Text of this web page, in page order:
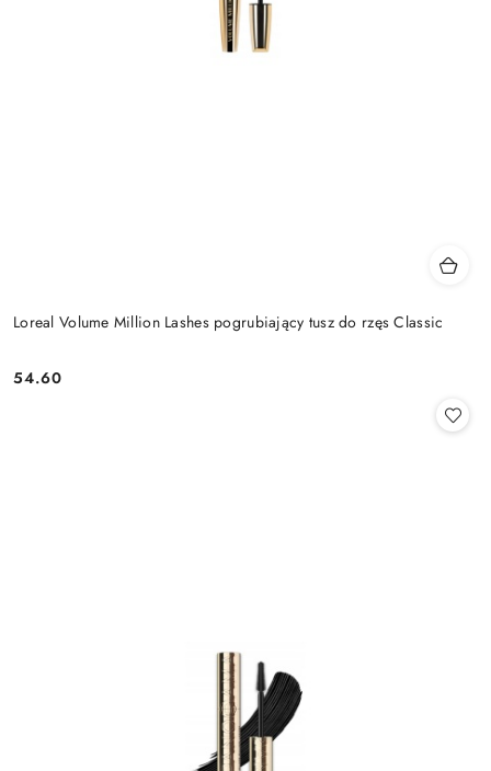
Loreal Volume Million Lashes pogrubiający tusz do rzęs Classic
Cena:
54.60